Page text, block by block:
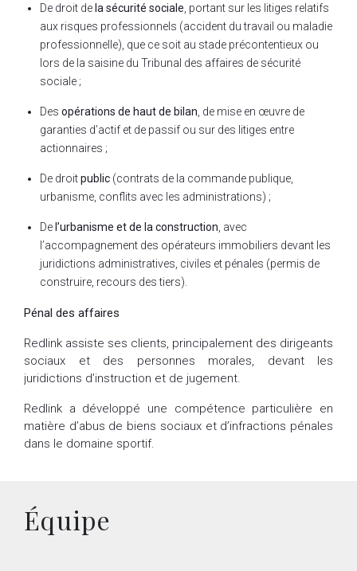
De droit de la sécurité sociale , portant sur les litiges relatifs
aux risques professionnels (accident du travail ou maladie
professionnelle), que ce soit au stade précontentieux ou
lors de la saisine du Tribunal des affaires de sécurité
sociale ;
Des opérations de haut de bilan , de mise en œuvre de
garanties d’actif et de passif ou sur des litiges entre
actionnaires ;
De droitpublic (contrats de la commande publique,
urbanisme, conflits avec les administrations) ;
De l’urbanisme et de la construction , avec
l’accompagnement des opérateurs immobiliers devant les
juridictions administratives, civiles et pénales (permis de
construire, recours des tiers).
Pénal des affaires
Redlink assiste ses clients, principalement des dirigeants
sociaux et des personnes morales, devant les
juridictions d’instruction et de jugement.
Redlink a développé une compétence particulière en
matière d’abus de biens sociaux et d’infractions pénales
dans le domaine sportif.
Équipe